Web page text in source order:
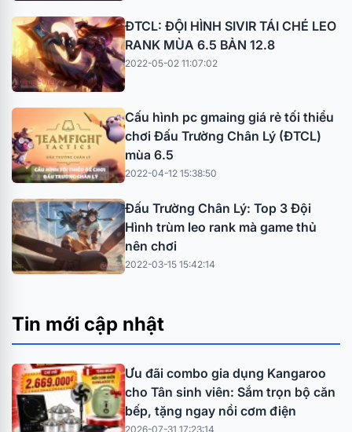
ĐTCL: ĐỘI HÌNH SIVIR TÁI CHÉ LEO
RANK MÙA 6.5 BẢN 12.8
2022-05-02 11:07:02
Cấu hình pc gmaing giá rẻ tối thiểu
chơi Đấu Trường Chân Lý (ĐTCL)
mùa 6.5
2022-04-12 15:38:50
Đấu Trường Chân Lý: Top 3 Đội
Hình trùm leo rank mà game thủ
nên chơi
2022-03-15 15:42:14
Tin mới cập nhật
Ưu đãi combo gia dụng Kangaroo
cho Tân sinh viên: Sắm trọn bộ căn
bếp, tặng ngay nồi cơm điện
2026-07-31 17:23:14